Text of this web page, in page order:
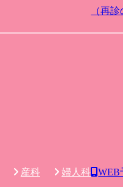
（再診
産科
婦人科
WEB